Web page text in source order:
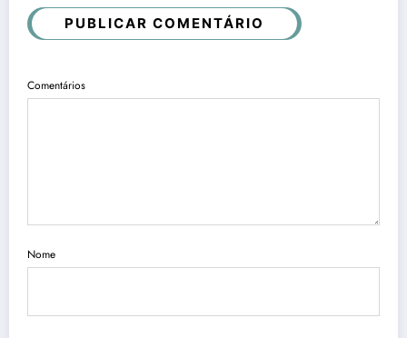
PUBLICAR COMENTÁRIO
Comentários
Nome